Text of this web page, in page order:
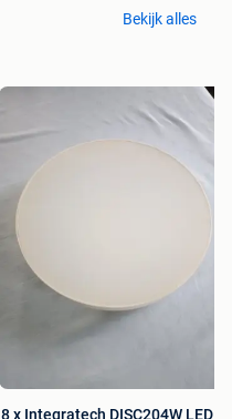
Bekijk alles
8 x Integratech DISC204W LED